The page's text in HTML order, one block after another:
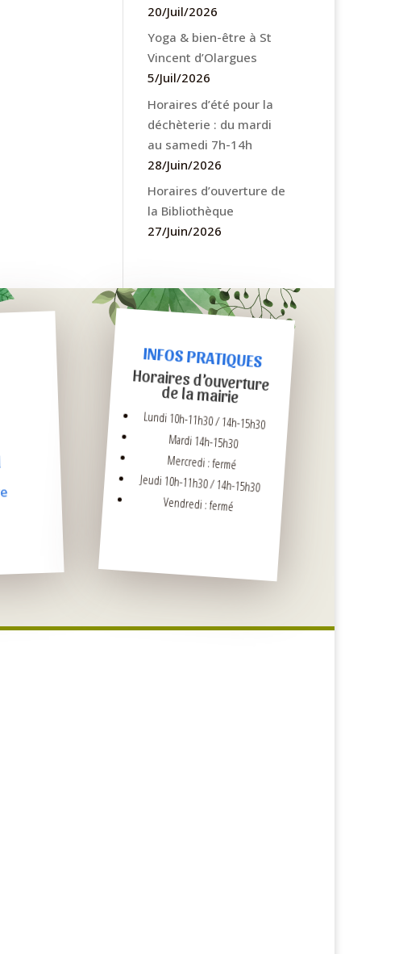
20/Juil/2026
Yoga & bien-être à St
Vincent d’Olargues
5/Juil/2026
Horaires d’été pour la
déchèterie : du mardi
au samedi 7h-14h
28/Juin/2026
Horaires d’ouverture de
la Bibliothèque
27/Juin/2026
INFOS PRATIQUES
Horaires d’ouverture
de la mairie
Lundi 10h-11h30 / 14h-15h30
Mardi 14h-15h30
Mercredi : fermé
Jeudi 10h-11h30 / 14h-15h30
Vendredi : fermé